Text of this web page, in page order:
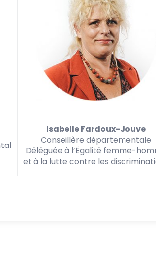
Isabelle Fardoux-Jouve
Conseillère départementale
Déléguée à l’Égalité femme-
et à la lutte contre les